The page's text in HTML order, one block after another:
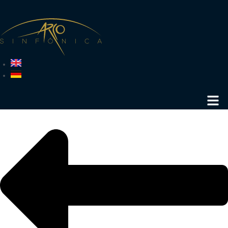
ritmica, ha esplorato con grande verve la musica secondo le tradizioni della
“second line”.